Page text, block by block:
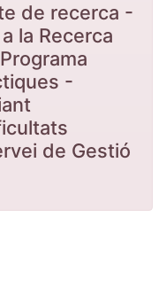
de recerca -
la Recerca
-
de Gestió